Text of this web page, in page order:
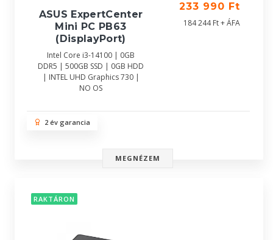
ASUS ExpertCenter
Mini PC PB63
(DisplayPort)
Intel Core i3-14100 | 0GB
DDR5 | 500GB SSD | 0GB HDD
| INTEL UHD Graphics 730 |
NO OS
233 990 Ft
184 244 Ft + ÁFA
2 év garancia
MEGNÉZEM
RAKTÁRON